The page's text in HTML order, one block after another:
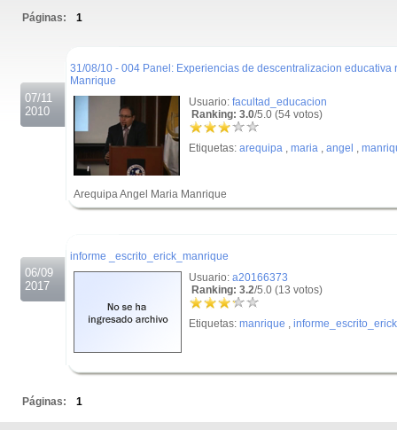
Páginas: 1
07/11
2010
31/08/10 - 004 Panel: Experiencias de descentralizacion educativa
Manrique
Usuario: facultad_educacion
Ranking: 3.0/5.0 (54 votos)
Etiquetas: arequipa , maria , angel ,
Arequipa Angel Maria Manrique
06/09
2017
informe _escrito_erick_manrique
Usuario: a20166373
Ranking: 3.2/5.0 (13 votos)
Etiquetas: manrique , informe_escrito_erick
Páginas: 1